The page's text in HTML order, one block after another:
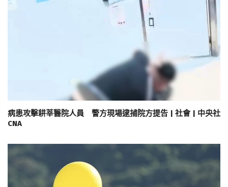
病患攻擊耕莘醫院人員 警方現場逮捕院方提告 | 社會 | 中央社
CNA